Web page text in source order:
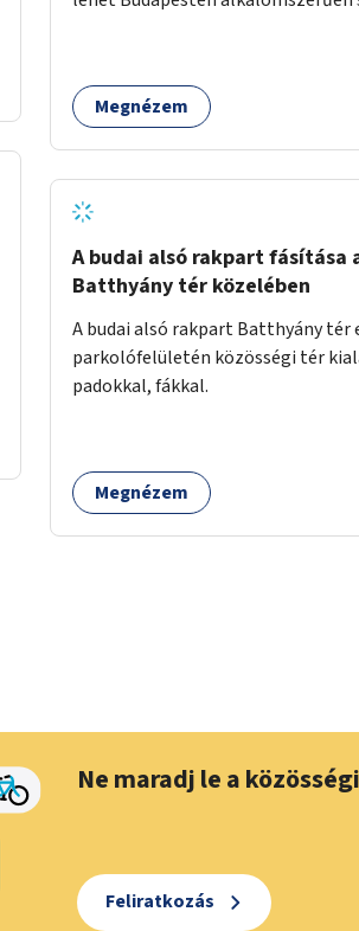
könnyen megtudhatja, hol tud a
jógázni, bridzsezni, biliárdozni vagy
könnyen elérhetővé tegye a város
sport- és játéklehetőségeit bárki
már meglévő, fejlesztett megoldás
fenntartásán keresztül.
Megnézem
A budai alsó rakpart fásítása
Batthyány tér közelében
A budai alsó rakpart Batthyány
parkolófelületén közösségi tér
padokkal, fákkal.
Megnézem
Ne maradj le a
Feliratkozás